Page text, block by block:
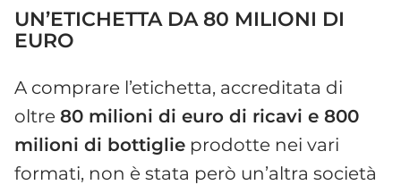
UN’ETICHETTA DA 80 MILIONI DI
EURO
A comprare l’etichetta, accreditata di
oltre 80 milioni di euro di ricavi e 800
milioni di bottiglie prodotte nei vari
formati, non è stata però un’altra società